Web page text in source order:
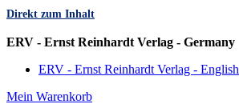
Direkt zum Inhalt
ERV - Ernst Reinhardt Verlag - Germany
ERV - Ernst Reinhardt Verlag - English
Mein Warenkorb